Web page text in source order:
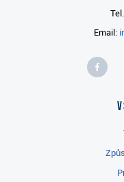
Email: